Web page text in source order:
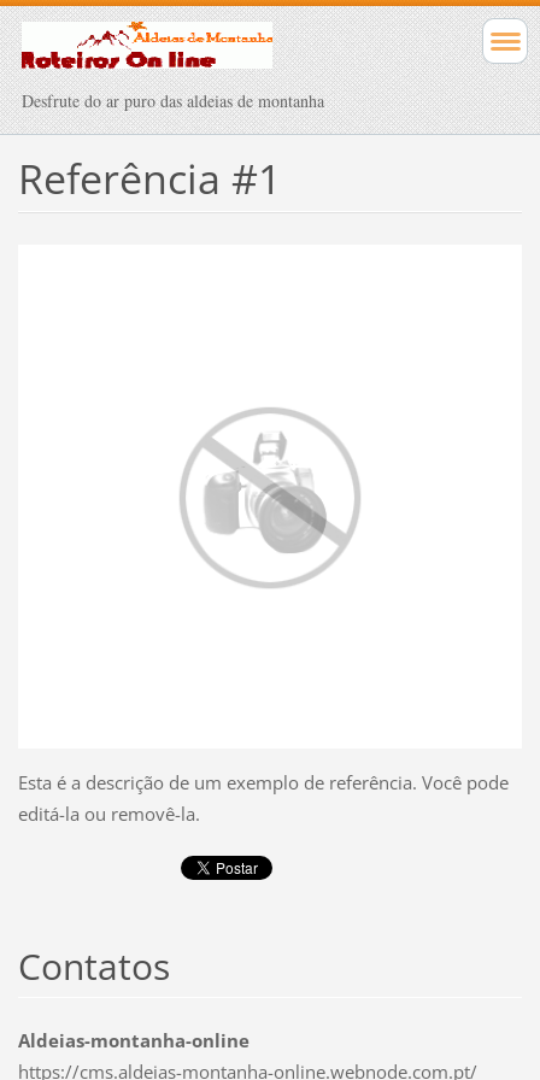
Desfrute do ar puro das aldeias de montanha
Referência #1
Esta é a descrição de um exemplo de referência. Você pode
editá-la ou removê-la.
Contatos
Aldeias-montanha-online
https://cms.aldeias-montanha-online.webnode.com.pt/